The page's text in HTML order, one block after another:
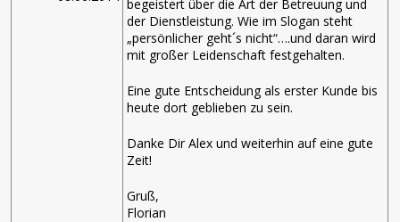
begeistert über die Art der Betreuung und
der Dienstleistung. Wie im Slogan steht
„persönlicher geht´s nicht“….und daran wird
mit großer Leidenschaft festgehalten.
Eine gute Entscheidung als erster Kunde bis
heute dort geblieben zu sein.
Danke Dir Alex und weiterhin auf eine gute
Zeit!
Gruß,
Florian